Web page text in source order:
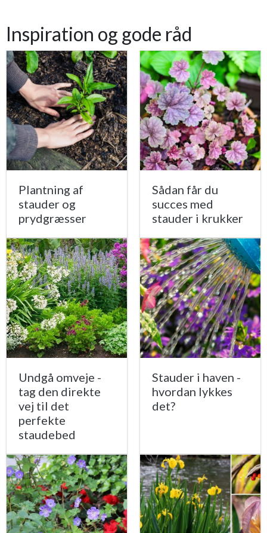
Inspiration og gode råd
Plantning af
stauder og
prydgræsser
Sådan får du
succes med
stauder i krukker
Undgå omveje -
tag den direkte
vej til det
perfekte
staudebed
Stauder i haven -
hvordan lykkes
det?